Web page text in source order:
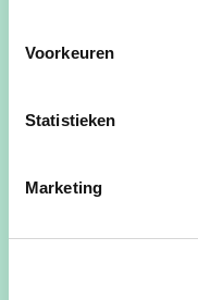
Voorkeuren
Statistieken
Marketing
spannende
Houdt ook
terrasje en
Creatief met
Apprecieert de
Gaat voor een